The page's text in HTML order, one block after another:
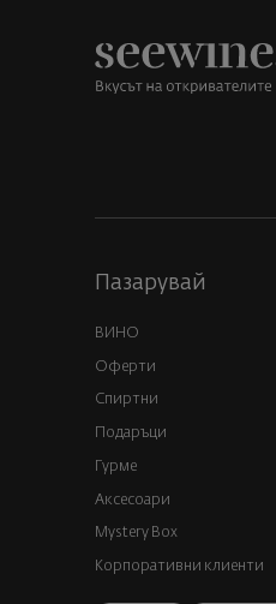
Пазарувай
ВИНО
Оферти
Спиртни
Подаръци
Гурме
Аксесоари
Mystery Box
Корпоративни клиенти